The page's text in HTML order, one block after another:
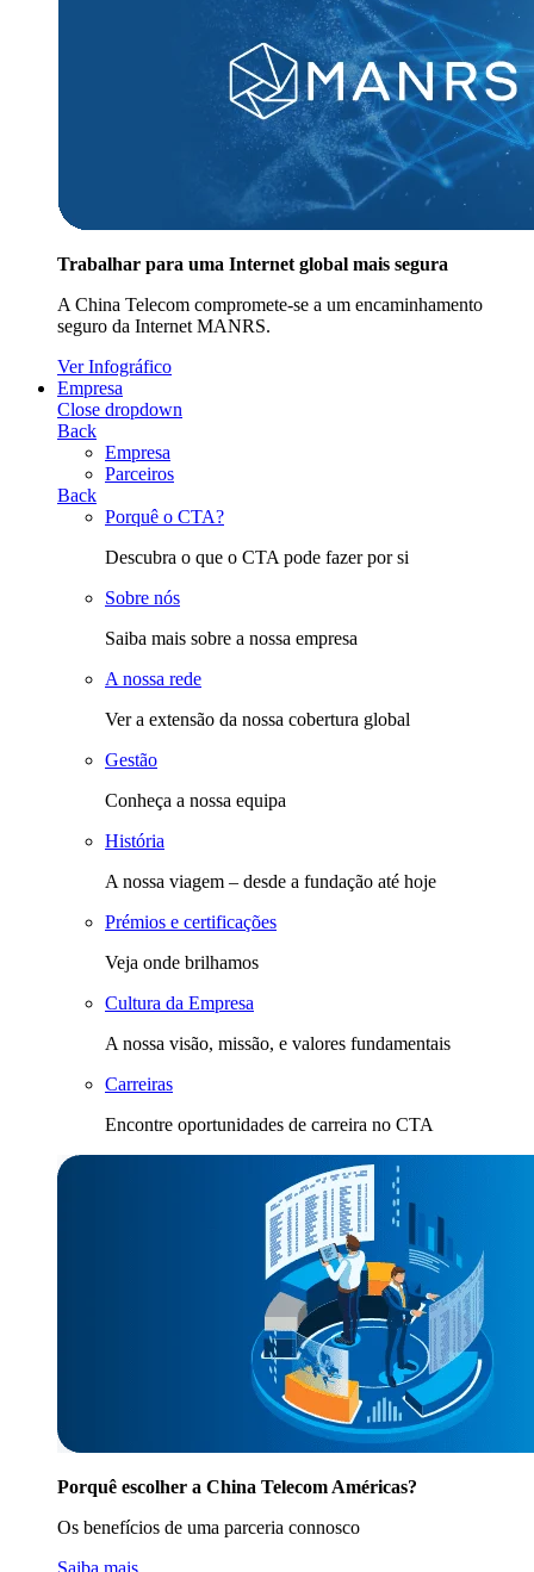
Trabalhar para uma Internet global mais segura
A China Telecom compromete-se a um encaminhamento
seguro da Internet MANRS.
Ver Infográfico
Empresa
Close dropdown
Back
Empresa
Parceiros
Back
Porquê o CTA?
Descubra o que o CTA pode fazer por si
Sobre nós
Saiba mais sobre a nossa empresa
A nossa rede
Ver a extensão da nossa cobertura global
Gestão
Conheça a nossa equipa
História
A nossa viagem – desde a fundação até hoje
Prémios e certificações
Veja onde brilhamos
Cultura da Empresa
A nossa visão, missão, e valores fundamentais
Carreiras
Encontre oportunidades de carreira no CTA
Porquê escolher a China Telecom Américas?
Os benefícios de uma parceria connosco
Saiba mais